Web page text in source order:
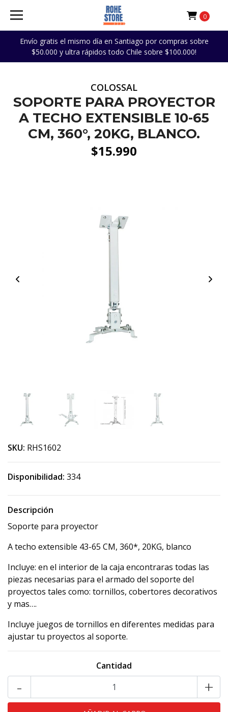
Envío gratis el mismo día en Santiago por compras sobre
$50.000 y ultra rápidos todo Chile sobre $100.000!
0
COLOSSAL
SOPORTE PARA PROYECTOR
A TECHO EXTENSIBLE 10-65
CM, 360°, 20KG, BLANCO.
$15.990
SKU: RHS1602
Disponibilidad: 334
Descripción
Soporte para proyector
A techo extensible 43-65 CM, 360*, 20KG, blanco
Incluye: en el interior de la caja encontraras todas las
piezas necesarias para el armado del soporte del
proyectos tales como: tornillos, cobertores decorativos
y mas….
Incluye juegos de tornillos en diferentes medidas para
ajustar tu proyectos al soporte.
Cantidad
- +